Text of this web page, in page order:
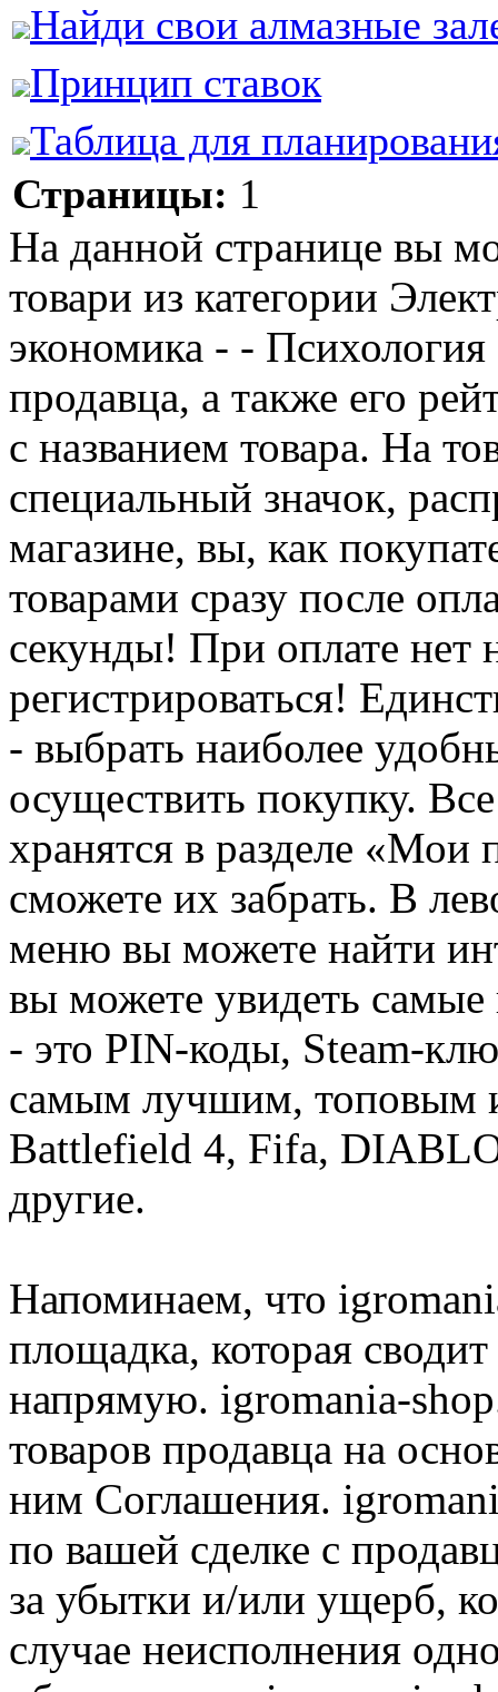
Найди свои алмазные
Принцип ставок
Таблица для
Страницы: 1
На данной странице вы
товари из категории
экономика - - Психология
продавца, а также его
с названием товара. На
специальный значок,
магазине, вы, как
товарами сразу после
секунды! При оплате нет
регистрироваться!
- выбрать наиболее
осуществить покупку.
хранятся в разделе
сможете их забрать. В
меню вы можете найти
вы можете увидеть самые
- это PIN-коды, Steam-
самым лучшим, топовым
Battlefield 4, Fifa,
другие.
Напоминаем, что
площадка, которая
напрямую. igromania-
товаров продавца на
ним Соглашения.
по вашей сделке с
за убытки и/или ущерб,
случае неисполнения